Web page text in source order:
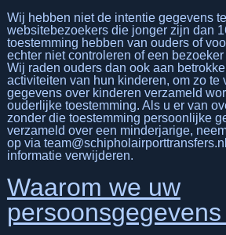
Wij hebben niet de intentie gegevens
websitebezoekers die jonger zijn dan
toestemming hebben van ouders of
echter niet controleren of een
Wij raden ouders dan ook aan
activiteiten van hun kinderen, om zo te
gegevens over kinderen verzameld
ouderlijke toestemming. Als u er van
zonder die toestemming persoonlijke
verzameld over een minderjarige,
op via
informatie verwijderen.
Waarom we uw